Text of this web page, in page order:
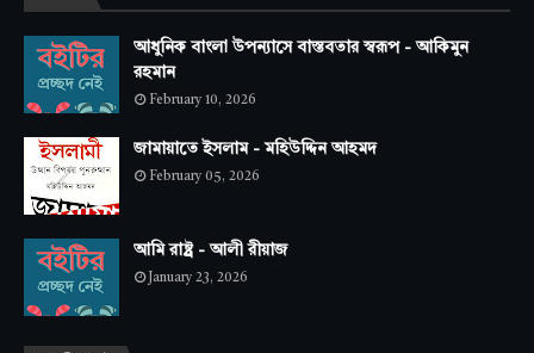
আধুনিক বাংলা উপন্যাসে বাস্তবতার স্বরূপ - আকিমুন
রহমান
February 10, 2026
জামায়াতে ইসলাম - মহিউদ্দিন আহমদ
February 05, 2026
আমি রাষ্ট্র - আলী রীয়াজ
January 23, 2026